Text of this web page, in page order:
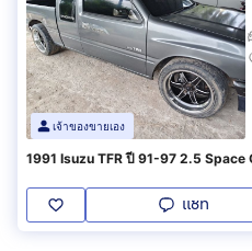
เจ้าของขายเอง
1991 Isuzu TFR ปี 91-97 2.5 Space
แชท